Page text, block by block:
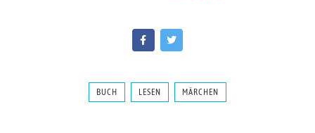
BUCH LESEN MÄRCHEN